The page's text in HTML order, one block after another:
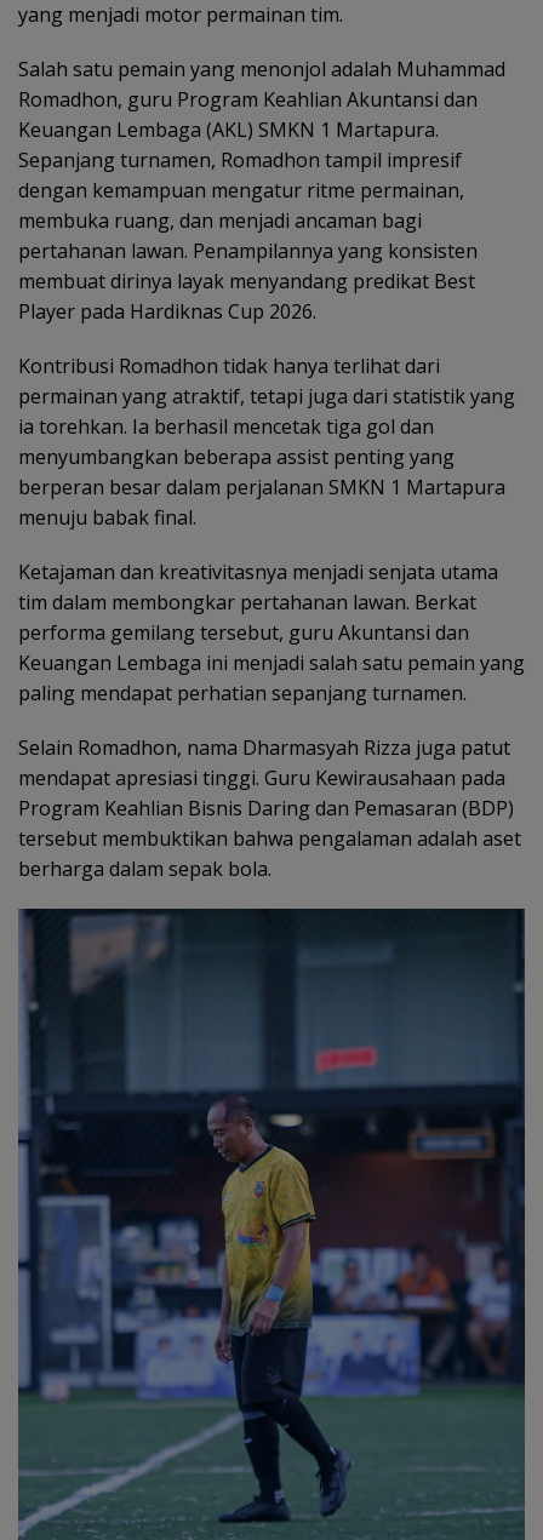
yang menjadi motor permainan tim.
Salah satu pemain yang menonjol adalah Muhammad
Romadhon, guru Program Keahlian Akuntansi dan
Keuangan Lembaga (AKL) SMKN 1 Martapura.
Sepanjang turnamen, Romadhon tampil impresif
dengan kemampuan mengatur ritme permainan,
membuka ruang, dan menjadi ancaman bagi
pertahanan lawan. Penampilannya yang konsisten
membuat dirinya layak menyandang predikat Best
Player pada Hardiknas Cup 2026.
Kontribusi Romadhon tidak hanya terlihat dari
permainan yang atraktif, tetapi juga dari statistik yang
ia torehkan. Ia berhasil mencetak tiga gol dan
menyumbangkan beberapa assist penting yang
berperan besar dalam perjalanan SMKN 1 Martapura
menuju babak final.
Ketajaman dan kreativitasnya menjadi senjata utama
tim dalam membongkar pertahanan lawan. Berkat
performa gemilang tersebut, guru Akuntansi dan
Keuangan Lembaga ini menjadi salah satu pemain yang
paling mendapat perhatian sepanjang turnamen.
Selain Romadhon, nama Dharmasyah Rizza juga patut
mendapat apresiasi tinggi. Guru Kewirausahaan pada
Program Keahlian Bisnis Daring dan Pemasaran (BDP)
tersebut membuktikan bahwa pengalaman adalah aset
berharga dalam sepak bola.